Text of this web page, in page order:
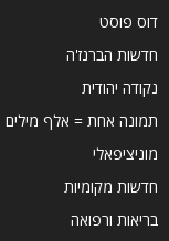
דוס פוסט
חדשות הברנז'ה
נקודה יהודית
תמונה אחת = אלף מילים
מוניציפאלי
חדשות מקומיות
בריאות ורפואה